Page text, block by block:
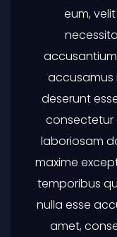
eum,
accusamus
deserunt
consectetur
laboriosam
maxime
temporibus
nulla esse
amet,